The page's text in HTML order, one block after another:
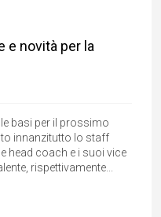
e novità per la
le basi per il prossimo
innanzitutto lo staff
head coach e i suoi vice
rispettivamente...